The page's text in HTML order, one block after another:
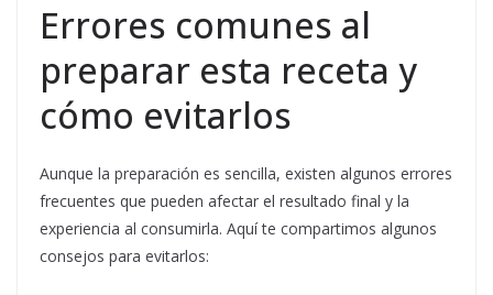
Errores comunes al
preparar esta receta y
cómo evitarlos
Aunque la preparación es sencilla, existen algunos errores
frecuentes que pueden afectar el resultado final y la
experiencia al consumirla. Aquí te compartimos algunos
consejos para evitarlos: